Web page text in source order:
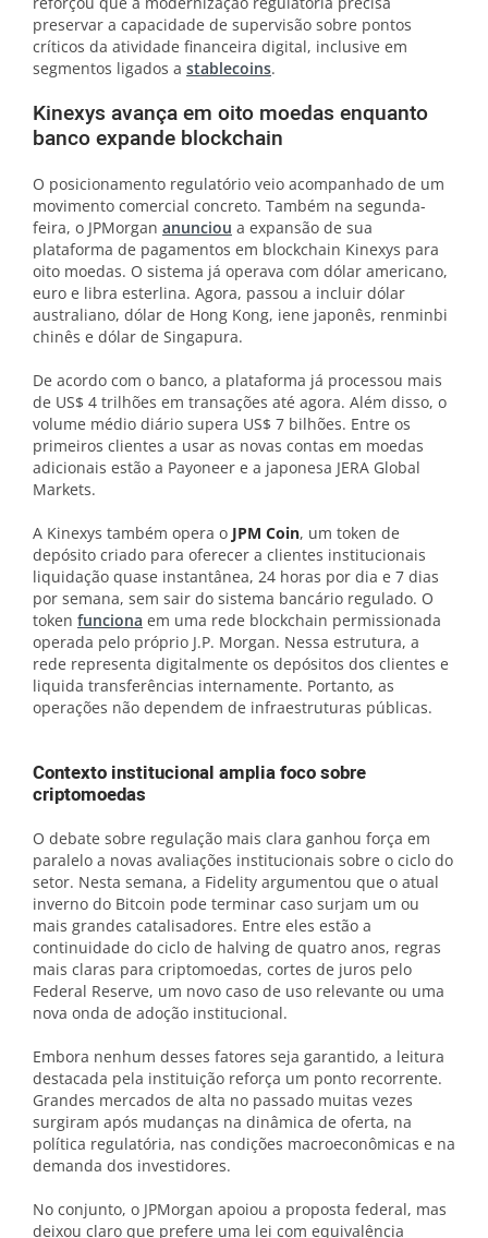
preservar a capacidade de supervisão sobre pontos
críticos da atividade financeira digital, inclusive em
segmentos ligados a stablecoins.
Kinexys avança em oito moedas enquanto
banco expande blockchain
O posicionamento regulatório veio acompanhado de um
movimento comercial concreto. Também na segunda-
feira, o JPMorgan anunciou a expansão de sua
plataforma de pagamentos em blockchain Kinexys para
oito moedas. O sistema já operava com dólar americano,
euro e libra esterlina. Agora, passou a incluir dólar
australiano, dólar de Hong Kong, iene japonês, renminbi
chinês e dólar de Singapura.
De acordo com o banco, a plataforma já processou mais
de US$ 4 trilhões em transações até agora. Além disso, o
volume médio diário supera US$ 7 bilhões. Entre os
primeiros clientes a usar as novas contas em moedas
adicionais estão a Payoneer e a japonesa JERA Global
Markets.
A Kinexys também opera o JPM Coin, um token de
depósito criado para oferecer a clientes institucionais
liquidação quase instantânea, 24 horas por dia e 7 dias
por semana, sem sair do sistema bancário regulado. O
token funciona em uma rede blockchain permissionada
operada pelo próprio J.P. Morgan. Nessa estrutura, a
rede representa digitalmente os depósitos dos clientes e
liquida transferências internamente. Portanto, as
operações não dependem de infraestruturas públicas.
Contexto institucional amplia foco sobre
criptomoedas
O debate sobre regulação mais clara ganhou força em
paralelo a novas avaliações institucionais sobre o ciclo do
setor. Nesta semana, a Fidelity argumentou que o atual
inverno do Bitcoin pode terminar caso surjam um ou
mais grandes catalisadores. Entre eles estão a
continuidade do ciclo de halving de quatro anos, regras
mais claras para criptomoedas, cortes de juros pelo
Federal Reserve, um novo caso de uso relevante ou uma
nova onda de adoção institucional.
Embora nenhum desses fatores seja garantido, a leitura
destacada pela instituição reforça um ponto recorrente.
Grandes mercados de alta no passado muitas vezes
surgiram após mudanças na dinâmica de oferta, na
política regulatória, nas condições macroeconômicas e na
demanda dos investidores.
No conjunto, o JPMorgan apoiou a proposta federal, mas
deixou claro que prefere uma lei com equivalência